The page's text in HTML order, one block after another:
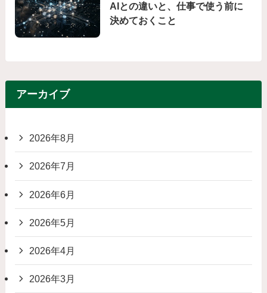
AIとの違いと、仕事で使う前に
決めておくこと
アーカイブ
2026年8月
2026年7月
2026年6月
2026年5月
2026年4月
2026年3月